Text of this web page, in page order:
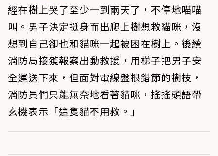
經在樹上哭了至少一到兩天了，不停地喵喵
叫。男子決定挺身而出爬上樹想救貓咪，沒
想到自己卻也和貓咪一起被困在樹上。後續
消防局接獲報案出動救援，用梯子把男子安
全運送下來，但面對電線盤根錯節的樹枝，
消防員們只能無奈地看著貓咪，搖搖頭語帶
玄機表示「這隻貓不用救。」